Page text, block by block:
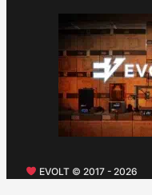
EVOLT © 2017 - 2026